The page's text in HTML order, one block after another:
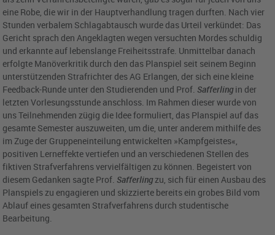
eine Robe, die wir in der Hauptverhandlung tragen durften. Nach vier
Stunden verbalem Schlagabtausch wurde das Urteil verkündet: Das
Gericht sprach den Angeklagten wegen versuchten Mordes schuldig
und erkannte auf lebenslange Freiheitsstrafe. Unmittelbar danach
erfolgte Manöverkritik durch den das Planspiel seit seinem Beginn
unterstützenden Strafrichter des AG Erlangen, der sich eine kleine
Feedback-Runde unter den Studierenden und Prof. Safferlingin der
letzten Vorlesungsstunde anschloss. Im Rahmen dieser wurde von
uns Teilnehmenden zügig die Idee formuliert, das Planspiel auf das
gesamte Semester auszuweiten, um die, unter anderem mithilfe des
im Zuge der Gruppeneinteilung entwickelten »Kampfgeistes«,
positiven Lerneffekte vertiefen und an verschiedenen Stellen des
fiktiven Strafverfahrens vervielfältigen zu können. Begeistert von
diesem Gedanken sagte Prof. Safferlingzu, sich für einen Ausbau des
Planspiels zu engagieren und skizzierte bereits ein grobes Bild vom
Ablauf eines gesamten Strafverfahrens durch studentische
Bearbeitung.